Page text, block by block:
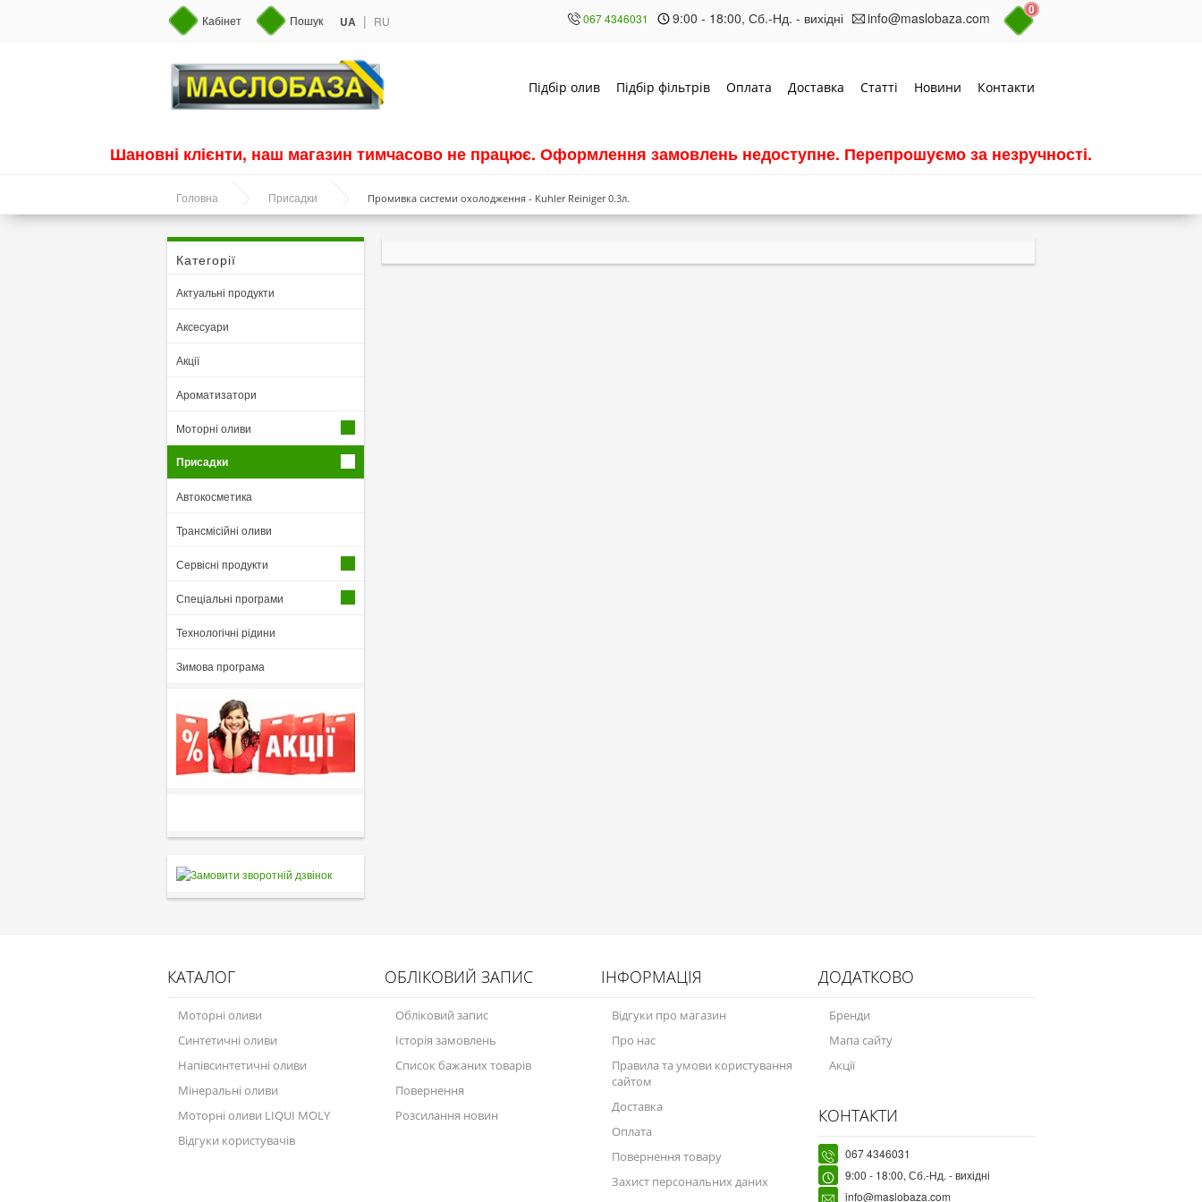
Кабінет Пошук UA | RU 067 4346031 9:00 - 18:00, Сб.-Нд. - вихідні info@maslobaza.com 0
Підбір олив Підбір фільтрів Оплата Доставка Статті Новини Контакти
Шановні клієнти, наш магазин тимчасово не працює. Оформлення замовлень недоступне. Перепрошуємо за незручності.
Головна Присадки Промивка системи охолодження - Kuhler Reiniger 0.3л.
Категорії
Актуальні продукти
Аксесуари
Акції
Ароматизатори
Моторні оливи
Присадки
Автокосметика
Трансмісійні оливи
Сервісні продукти
Спеціальні програми
Технологічні рідини
Зимова програма
КАТАЛОГ
Моторні оливи
Синтетичні оливи
Напівсинтетичні оливи
Мінеральні оливи
Моторні оливи LIQUI MOLY
Відгуки користувачів
ОБЛІКОВИЙ ЗАПИС
Обліковий запис
Історія замовлень
Список бажаних товарів
Повернення
Розсилання новин
ІНФОРМАЦІЯ
Відгуки про магазин
Про нас
Правила та умови користування
сайтом
Доставка
Оплата
Повернення товару
Захист персональних даних
ДОДАТКОВО
Бренди
Мапа сайту
Акції
КОНТАКТИ
067 4346031
9:00 - 18:00, Сб.-Нд. - вихідні
info@maslobaza.com